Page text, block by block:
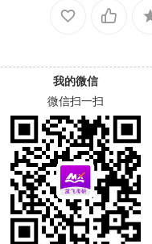
我的微信
微信扫一扫